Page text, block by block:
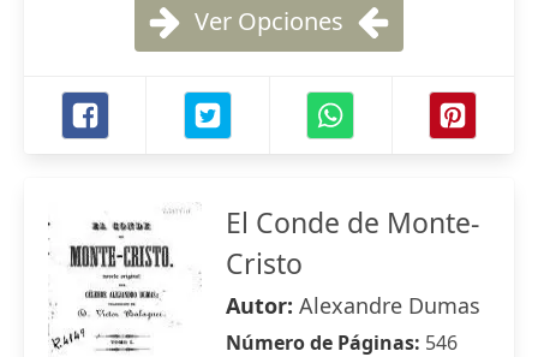
Ver Opciones
El Conde de Monte-
Cristo
Autor: Alexandre Dumas
Número de Páginas: 546